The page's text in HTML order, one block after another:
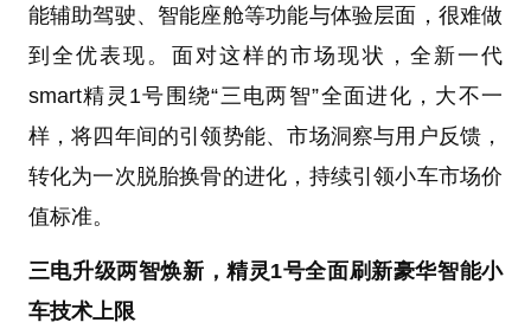
能辅助驾驶、智能座舱等功能与体验层面，很难做
到全优表现。面对这样的市场现状，全新一代
smart精灵1号围绕“三电两智”全面进化，大不一
样，将四年间的引领势能、市场洞察与用户反馈，
转化为一次脱胎换骨的进化，持续引领小车市场价
值标准。
三电升级两智焕新，精灵1号全面刷新豪华智能小
车技术上限